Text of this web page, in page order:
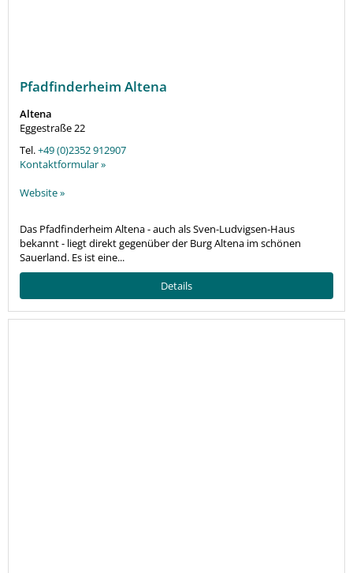
Pfadfinderheim Altena
Altena
Eggestraße 22
Tel.+49 (0)2352 912907
Kontaktformular »
Website »
Das Pfadfinderheim Altena - auch als Sven-Ludvigsen-Haus
bekannt - liegt direkt gegenüber der Burg Altena im schönen
Sauerland. Es ist eine...
Details